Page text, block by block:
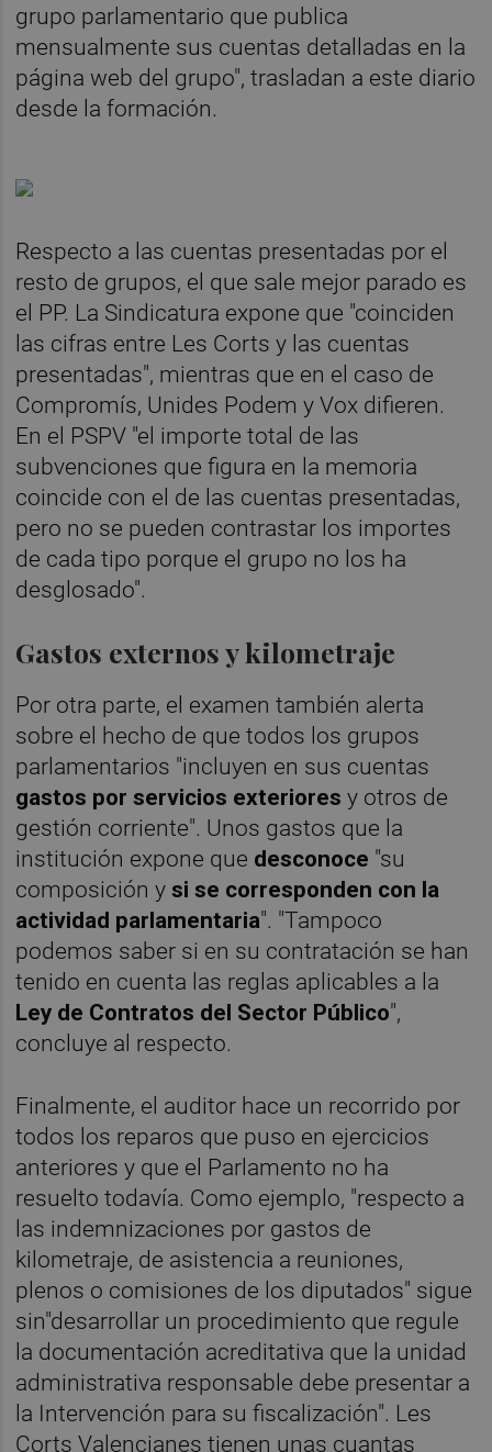
grupo parlamentario que publica
mensualmente sus cuentas detalladas en la
página web del grupo", trasladan a este diario
desde la formación.
Respecto a las cuentas presentadas por el
resto de grupos, el que sale mejor parado es
el PP. La Sindicatura expone que "coinciden
las cifras entre Les Corts y las cuentas
presentadas", mientras que en el caso de
Compromís, Unides Podem y Vox difieren.
En el PSPV "el importe total de las
subvenciones que figura en la memoria
coincide con el de las cuentas presentadas,
pero no se pueden contrastar los importes
de cada tipo porque el grupo no los ha
desglosado".
Gastos externos y kilometraje
Por otra parte, el examen también alerta
sobre el hecho de que todos los grupos
parlamentarios "incluyen en sus cuentas
gastos por servicios exteriores y otros de
gestión corriente". Unos gastos que la
institución expone que desconoce "su
composición ysi se corresponden con la
actividad parlamentaria". "Tampoco
podemos saber si en su contratación se han
tenido en cuenta las reglas aplicables a la
Ley de Contratos del Sector Público",
concluye al respecto.
Finalmente, el auditor hace un recorrido por
todos los reparos que puso en ejercicios
anteriores y que el Parlamento no ha
resuelto todavía. Como ejemplo, "respecto a
las indemnizaciones por gastos de
kilometraje, de asistencia a reuniones,
plenos o comisiones de los diputados" sigue
sin"desarrollar un procedimiento que regule
la documentación acreditativa que la unidad
administrativa responsable debe presentar a
la Intervención para su fiscalización". Les
Corts Valencianes tienen unas cuantas